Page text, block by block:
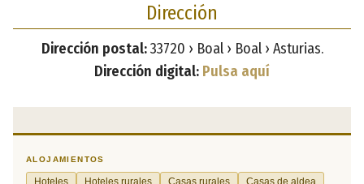
Dirección
Dirección postal:33720 › Boal › Boal › Asturias.
Dirección digital: Pulsa aquí